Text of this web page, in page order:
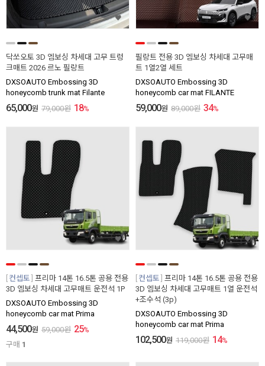
닥쏘오토 3D 엠보싱 차세대 고무 트렁
크매트 2026 르노 필랑트
DXSOAUTO Embossing 3D
honeycomb trunk mat Filante
65,000원 79,000원 18%
필랑트 전용 3D 엠보싱 차세대 고무매
트 1열2열 세트
DXSOAUTO Embossing 3D
honeycomb car mat FILANTE
59,000원 89,000원 34%
컨셉토 프리마 14톤 16.5톤 공용 전용
3D 엠보싱 차세대 고무매트 운전석 1P
DXSOAUTO Embossing 3D
honeycomb car mat Prima
44,500원 59,000원 25%
구매 1
컨셉토 프리마 14톤 16.5톤 공용 전용
3D 엠보싱 차세대 고무매트 1열 운전석
+조수석 (3p)
DXSOAUTO Embossing 3D
honeycomb car mat Prima
102,500원 119,000원 14%